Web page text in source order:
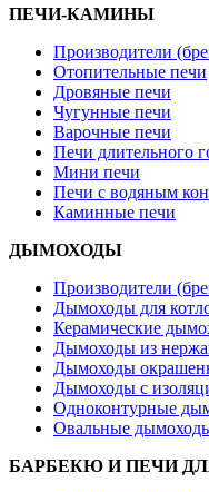
ПЕЧИ-КАМИНЫ
Производители
Отопительные печи
Дровяные печи
Чугунные печи
Варочные печи
Печи длительного
Мини печи
Печи с водяным
Каминные печи
ДЫМОХОДЫ
Производители
Дымоходы для
Керамические
Дымоходы из
Дымоходы
Дымоходы с
Одноконтурные
Овальные
БАРБЕКЮ И ПЕЧИ